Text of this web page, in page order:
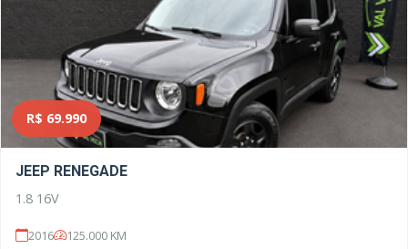
R$ 69.990
JEEP RENEGADE
1.8 16V
2016 125.000 KM